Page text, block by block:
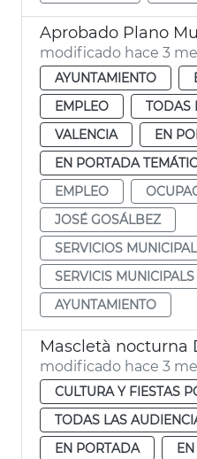
modificado hace 3
AYUNTAMIENTO
EMPLEO
TODAS
VALENCIA
EN
EN PORTADA
EMPLEO
JOSÉ GOSÁLBEZ
SERVICIOS
SERVICIS MUNICIPALS
AYUNTAMIENTO
Mascletà nocturna
modificado hace 3
CULTURA Y FIESTAS
TODAS LAS
EN PORTADA